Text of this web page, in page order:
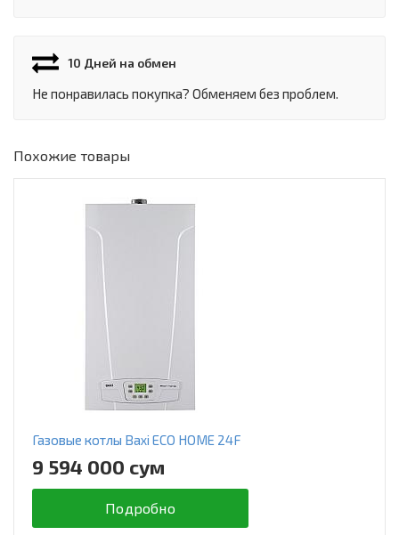
10 Дней на обмен
Не понравилась покупка? Обменяем без проблем.
Похожие товары
Газовые котлы Baxi ECO HOME 24F
9 594 000 сум
Подробно